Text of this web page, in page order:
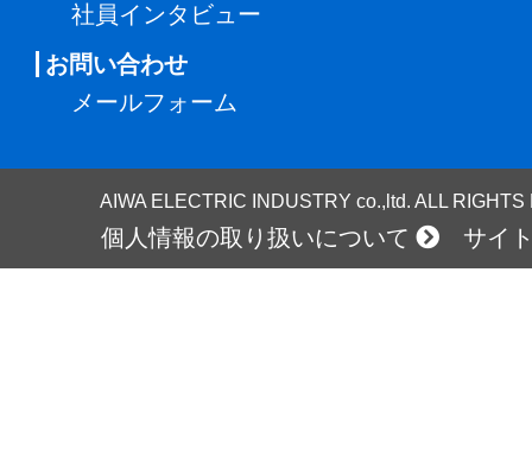
社員インタビュー
お問い合わせ
メールフォーム
AIWA ELECTRIC INDUSTRY co.,ltd. ALL
個人情報の取り扱いについて サイ